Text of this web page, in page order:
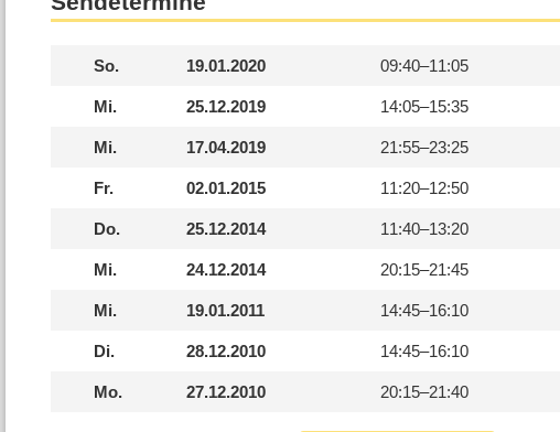
So. 19.01.2020 09:40–11:05
Mi. 25.12.2019 14:05–15:35
Mi. 17.04.2019 21:55–23:25
Fr. 02.01.2015 11:20–12:50
Do. 25.12.2014 11:40–13:20
Mi. 24.12.2014 20:15–21:45
Mi. 19.01.2011 14:45–16:10
Di. 28.12.2010 14:45–16:10
Mo. 27.12.2010 20:15–21:40